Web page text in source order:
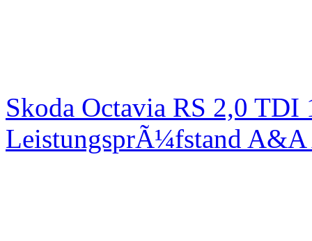
Skoda Octavia RS 2,0
LeistungsprÃ¼fstand